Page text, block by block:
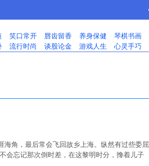
笑口常开 唇齿留香 养身保健
琴棋书画
流行时尚 谈股论金 游戏人生 心灵手巧
角，最后常会飞回故乡上海。纵然有过些委屈
会忘记那次倒时差，在这黎明时分，搀着儿子